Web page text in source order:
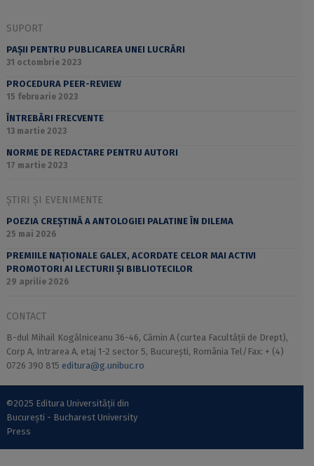
SUPORT
PAȘII PENTRU PUBLICAREA UNEI LUCRĂRI
31 octombrie 2023
PROCEDURA PEER-REVIEW
15 februarie 2023
ÎNTREBĂRI FRECVENTE
13 martie 2023
NORME DE REDACTARE PENTRU AUTORI
17 martie 2023
ȘTIRI ȘI EVENIMENTE
POEZIA CREȘTINĂ A ANTOLOGIEI PALATINE ÎN DILEMA
25 mai 2026
PREMIILE NAȚIONALE GALEX, ACORDATE CELOR MAI ACTIVI
PROMOTORI AI LECTURII ȘI BIBLIOTECILOR
29 aprilie 2026
CONTACT
B-dul Mihail Kogălniceanu 36-46, Cămin A (curtea Facultății de Drept),
Corp A, Intrarea A, etaj 1-2 sector 5, București, România Tel/Fax: + (4)
0726 390 815 editura@g.unibuc.ro
©2025 Editura Universității din
București - Bucharest University
Press